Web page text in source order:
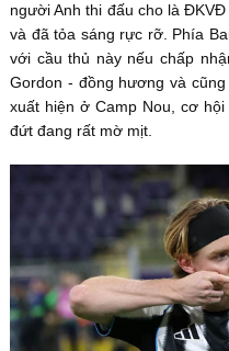
người Anh thi đấu cho là
và đã tỏa sáng rực rỡ. Phía
với cầu thủ này nếu chấp
Gordon - đồng hương và
xuất hiện ở Camp Nou, cơ
đứt đang rất mờ mịt.